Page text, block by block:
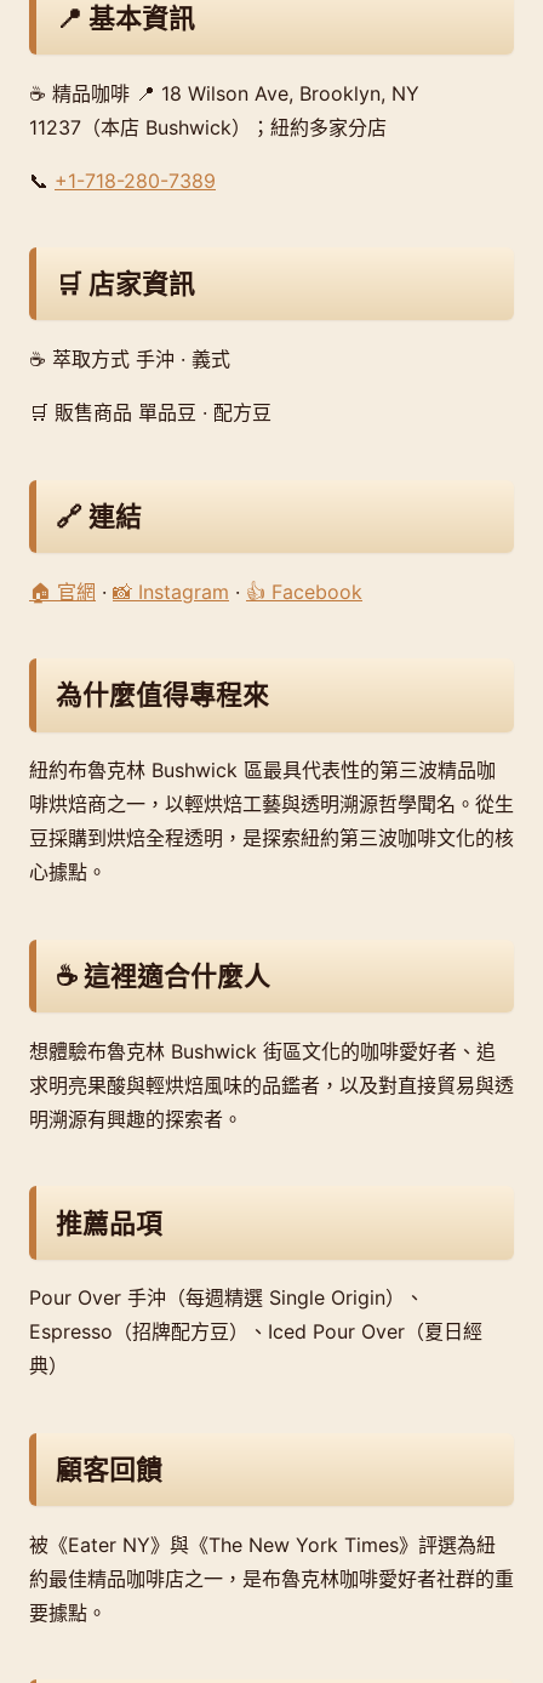
📍 基本資訊
☕ 精品咖啡 📍 18 Wilson Ave, Brooklyn, NY
11237（本店 Bushwick）；紐約多家分店
📞 +1-718-280-7389
🛒 店家資訊
☕ 萃取方式 手沖 · 義式
🛒 販售商品 單品豆 · 配方豆
🔗 連結
🏠 官網 · 📸 Instagram · 👍 Facebook
為什麼值得專程來
紐約布魯克林 Bushwick 區最具代表性的第三波精品咖
啡烘焙商之一，以輕烘焙工藝與透明溯源哲學聞名。從生
豆採購到烘焙全程透明，是探索紐約第三波咖啡文化的核
心據點。
☕ 這裡適合什麼人
想體驗布魯克林 Bushwick 街區文化的咖啡愛好者、追
求明亮果酸與輕烘焙風味的品鑑者，以及對直接貿易與透
明溯源有興趣的探索者。
推薦品項
Pour Over 手沖（每週精選 Single Origin）、
Espresso（招牌配方豆）、Iced Pour Over（夏日經
典）
顧客回饋
被《Eater NY》與《The New York Times》評選為紐
約最佳精品咖啡店之一，是布魯克林咖啡愛好者社群的重
要據點。